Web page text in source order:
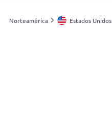
Argentina
Norteamérica Estados Unidos